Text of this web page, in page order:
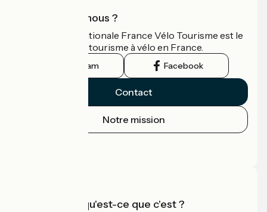
Qui sommes-nous ?
L'association nationale France Vélo Tourisme est le
guide officiel du tourisme à vélo en France.
Instagram Facebook
Contact
Notre mission
Accueil Vélo qu'est-ce que c'est ?